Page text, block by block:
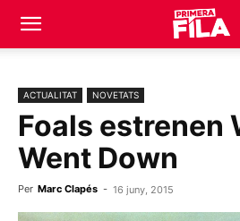
ACTUALITAT NOVETATS
Foals estrenen
Went Down
Per Marc Clapés - 16 juny, 2015